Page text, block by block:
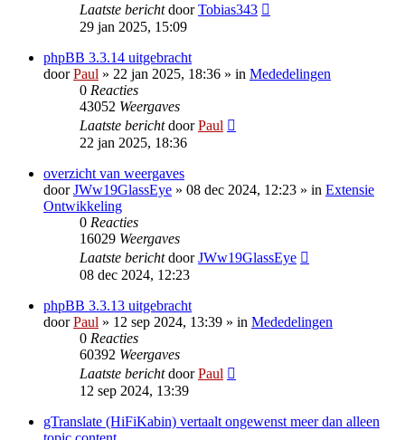
Laatste berichtdoorTobias343
29 jan 2025, 15:09
phpBB 3.3.14 uitgebracht
doorPaul » 22 jan 2025, 18:36 » in Mededelingen
0 Reacties
43052 Weergaves
Laatste berichtdoorPaul
22 jan 2025, 18:36
overzicht van weergaves
doorJWw19GlassEye » 08 dec 2024, 12:23 » in Extensie
Ontwikkeling
0 Reacties
16029 Weergaves
Laatste berichtdoorJWw19GlassEye
08 dec 2024, 12:23
phpBB 3.3.13 uitgebracht
doorPaul » 12 sep 2024, 13:39 » in Mededelingen
0 Reacties
60392 Weergaves
Laatste berichtdoorPaul
12 sep 2024, 13:39
gTranslate (HiFiKabin) vertaalt ongewenst meer dan alleen